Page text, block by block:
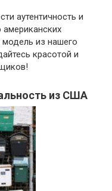
аутентичность и
из нашего
красотой и
из США